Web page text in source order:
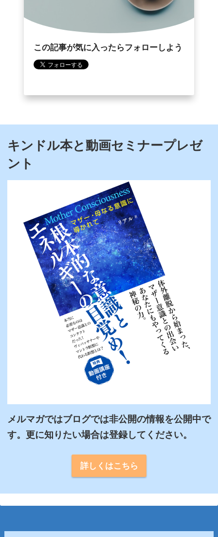
この記事が気に入ったらフォローしよう
キンドル本と動画セミナープレゼ
ント
メルマガではブログでは非公開の情報を公開中で
詳しくはこちら